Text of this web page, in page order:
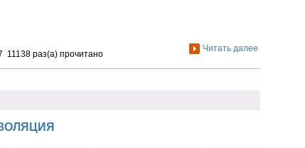
11138 раз(а) прочитано
Читать далее